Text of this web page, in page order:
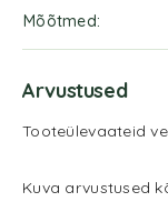
Mõõtmed
Arvustused
Tooteülevaateid
Kuva arvustused